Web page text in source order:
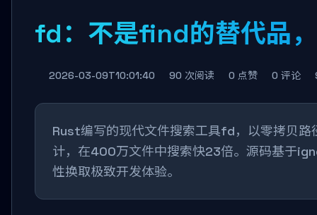
fd：不是find的替代品
2026-03-09T10:01:40 90 次阅读 0 点赞 0 评论
Rust编写的现代文件搜索工具fd，以零拷贝
计，在400万文件中搜索快23倍。源码基于
性换取极致开发体验。